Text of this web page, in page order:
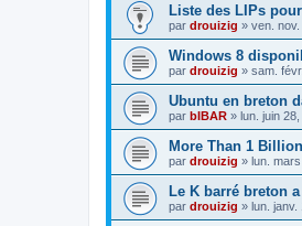
Liste des LIPs
par drouizig » ven.
Windows 8
par drouizig » sam.
Ubuntu en breton
par bIBAR » lun. juin
More Than 1
par drouizig » lun.
Le K barré breton
par drouizig » lun. janv.